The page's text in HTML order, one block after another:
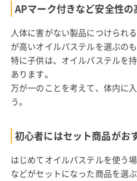
APマーク付きなど安全性
人体に害がない製品につけられ
が高いオイルパステルを選ぶのも
特に子供は、オイルパステルを
あります。
万が一のことを考えて、体内に
う。
初心者にはセット商品がお
はじめてオイルパステルを使う
などがセットになった商品を選